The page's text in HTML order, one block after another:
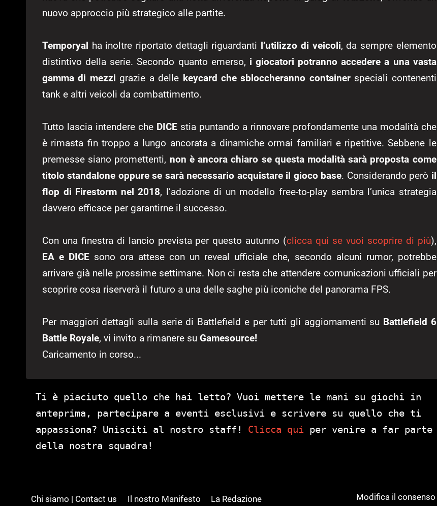
nuovo approccio più strategico alle partite.
Temporyal ha inoltre riportato dettagli riguardanti l’utilizzo di veicoli, da sempre elemento
distintivo della serie. Secondo quanto emerso, i giocatori potranno accedere a una vasta
gamma di mezzi grazie a delle keycard che sbloccheranno containerspeciali contenenti
tank e altri veicoli da combattimento.
Tutto lascia intendere che DICEstia puntando a rinnovare profondamente una modalità che
è rimasta fin troppo a lungo ancorata a dinamiche ormai familiari e ripetitive. Sebbene le
premesse siano promettenti, non è ancora chiaro se questa modalità sarà proposta come
titolo standalone oppure se sarà necessario acquistare il gioco base. Considerando però il
flop di Firestorm nel 2018, l’adozione di un modello free-to-play sembra l’unica strategia
davvero efficace per garantirne il successo.
Con una finestra di lancio prevista per questo autunno (clicca qui se vuoi scoprire di più),
EA e DICE sono ora attese con un reveal ufficiale che, secondo alcuni rumor, potrebbe
arrivare già nelle prossime settimane. Non ci resta che attendere comunicazioni ufficiali per
scoprire cosa riserverà il futuro a una delle saghe più iconiche del panorama FPS.
Per maggiori dettagli sulla serie di Battlefield e per tutti gli aggiornamenti su Battlefield 6
Battle Royale, vi invito a rimanere su Gamesource!
Caricamento in corso...
Ti è piaciuto quello che hai letto? Vuoi mettere le mani su giochi in
anteprima, partecipare a eventi esclusivi e scrivere su quello che ti
appassiona? Unisciti al nostro staff! Clicca qui per venire a far parte
della nostra squadra!
Chi siamo | Contact us Il nostro Manifesto La Redazione Modifica il consenso